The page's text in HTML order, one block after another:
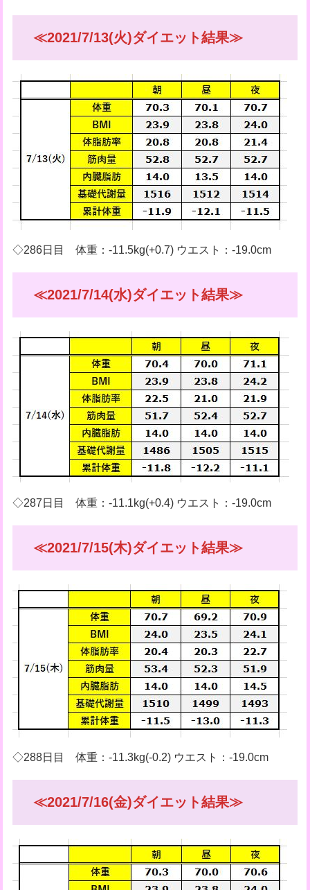
≪2021/7/13(火)ダイエット結果≫
◇286日目 体重：-11.5kg(+0.7) ウエスト：-19.0cm
≪2021/7/14(水)ダイエット結果≫
◇287日目 体重：-11.1kg(+0.4) ウエスト：-19.0cm
≪2021/7/15(木)ダイエット結果≫
◇288日目 体重：-11.3kg(-0.2) ウエスト：-19.0cm
≪2021/7/16(金)ダイエット結果≫